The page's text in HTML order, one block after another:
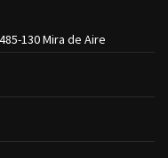
130 Mira de Aire